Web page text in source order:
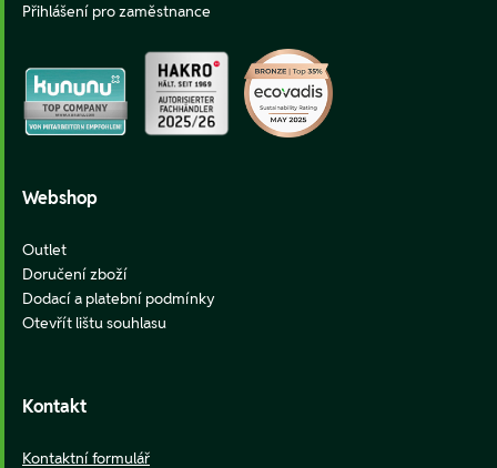
Přihlášení pro zaměstnance
Webshop
Outlet
Doručení zboží
Dodací a platební podmínky
Otevřít lištu souhlasu
Kontakt
Kontaktní formulář